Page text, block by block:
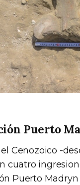
Puerto
Cenozoico -
cuatro
Puerto